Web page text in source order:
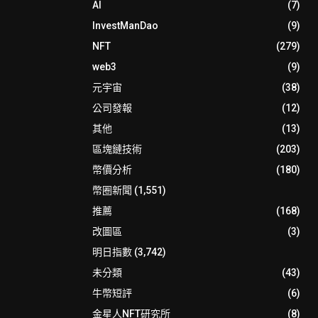
AI
(7)
InvestManDao
(9)
NFT
(279)
web3
(9)
元宇宙
(38)
公司發報
(12)
其他
(13)
區塊鏈技術
(203)
幣價分析
(180)
幣圈新聞 (1,551)
推薦
(168)
改圖區
(3)
明日指數(3,742)
未分類
(43)
牛幣短評
(6)
金星人NFT研究所
(8)